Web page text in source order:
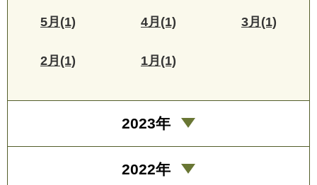
5月(1) 4月(1) 3月(1)
2月(1) 1月(1)
2023年
2022年